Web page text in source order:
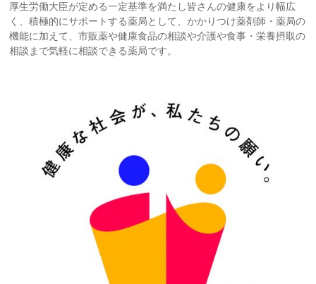
厚生労働大臣が定める一定基準を満たし皆さんの健康をより幅広
く、積極的にサポートする薬局として、かかりつけ薬剤師・薬局の
機能に加えて、市販薬や健康食品の相談や介護や食事・栄養摂取の
相談まで気軽に相談できる薬局です。